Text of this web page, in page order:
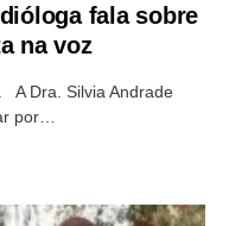
fala sobre
na voz
A Dra. Silvia Andrade
por…